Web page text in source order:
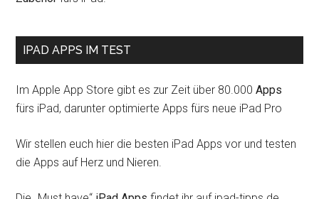
IPAD APPS IM TEST
Im Apple App Store gibt es zur Zeit über 80.000Apps
fürs iPad, darunter optimierte Apps fürs neue iPad Pro
Wir stellen euch hier die besten iPad Apps vor und testen
die Apps auf Herz und Nieren.